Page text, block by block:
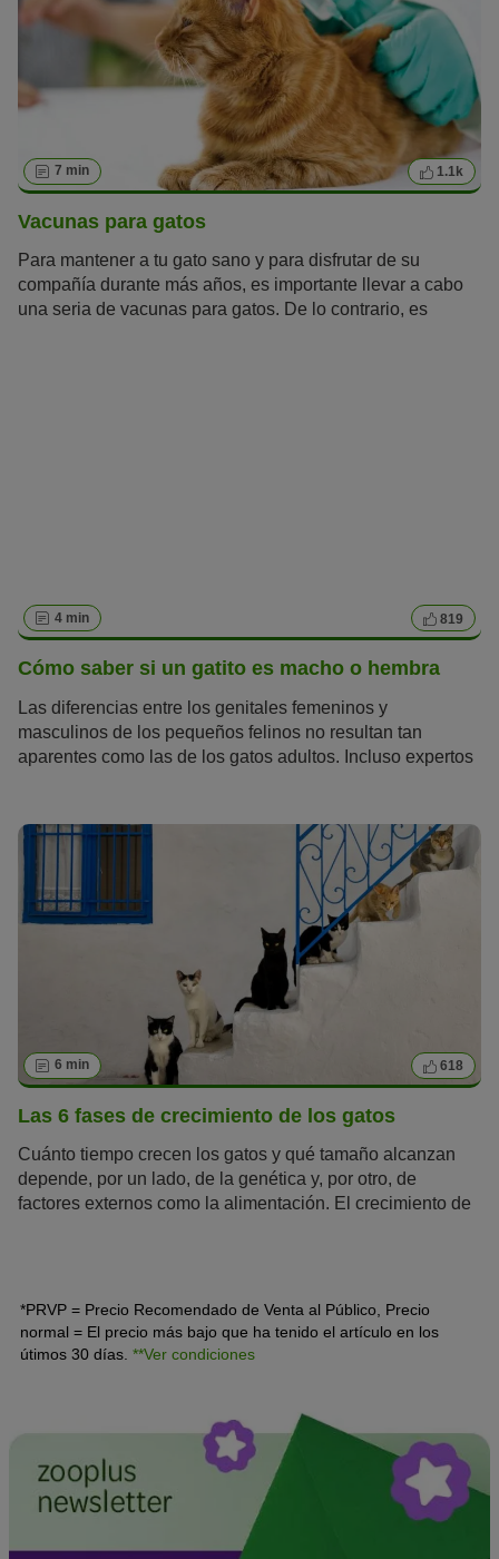
7 min 1.1k
Vacunas para gatos
Para mantener a tu gato sano y para disfrutar de su
compañía durante más años, es importante llevar a cabo
una seria de vacunas para gatos. De lo contrario, es
4 min 819
Cómo saber si un gatito es macho o hembra
Las diferencias entre los genitales femeninos y
masculinos de los pequeños felinos no resultan tan
aparentes como las de los gatos adultos. Incluso expertos
de pasos a seguir para distinguir si tu gatito es un macho o
una hembra.
6 min 618
Las 6 fases de crecimiento de los gatos
Cuánto tiempo crecen los gatos y qué tamaño alcanzan
depende, por un lado, de la genética y, por otro, de
factores externos como la alimentación. El crecimiento de
manera posible hasta la edad adulta.
*PRVP = Precio Recomendado de Venta al Público, Precio
normal = El precio más bajo que ha tenido el artículo en los
útimos 30 días. **Ver condiciones